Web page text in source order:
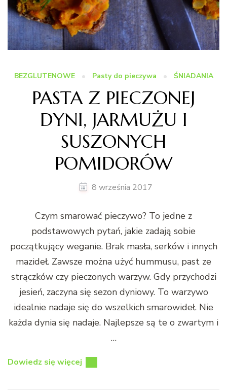
BEZGLUTENOWE Pasty do pieczywa ŚNIADANIA
PASTA Z PIECZONEJ
DYNI, JARMUŻU I
SUSZONYCH
POMIDORÓW
8 września 2017
Czym smarować pieczywo? To jedne z
podstawowych pytań, jakie zadają sobie
początkujący weganie. Brak masła, serków i innych
mazideł. Zawsze można użyć hummusu, past ze
strączków czy pieczonych warzyw. Gdy przychodzi
jesień, zaczyna się sezon dyniowy. To warzywo
idealnie nadaje się do wszelkich smarowideł. Nie
każda dynia się nadaje. Najlepsze są te o zwartym i
…
Dowiedz się więcej